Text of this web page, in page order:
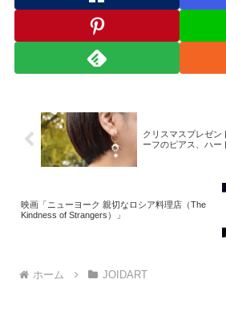
クリスマスプレゼン
ーフのピアス、ハー
映画「ニューヨーク 親切なロシア料理店（The
Kindness of Strangers）」
ホーム JOIDART